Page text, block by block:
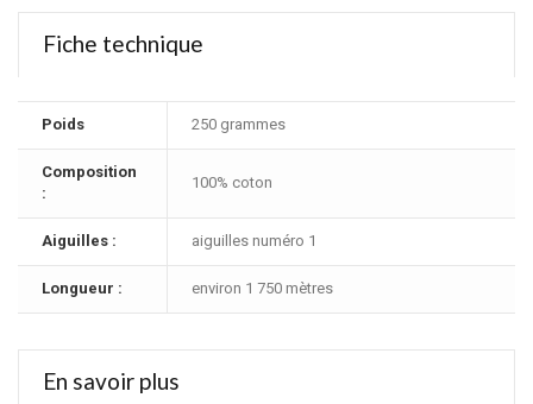
Fiche technique
Poids 250 grammes
Composition
:
100% coton
Aiguilles : aiguilles numéro 1
Longueur : environ 1 750 mètres
En savoir plus